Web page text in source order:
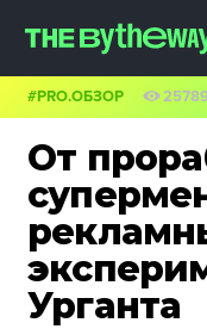
От
Урганта
#PRO.ОБЗОР